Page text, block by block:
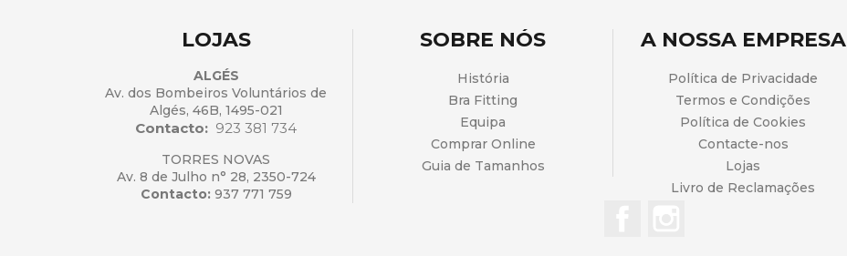
LOJAS
ALGÉS
Av. dos Bombeiros Voluntários de
Algés, 46B, 1495-021
Contacto: 923 381 734
TORRES NOVAS
Av. 8 de Julho n° 28, 2350-724
Contacto: 937 771 759
SOBRE NÓS
História
Bra Fitting
Equipa
Comprar Online
Guia de Tamanhos
A NOSSA EMPRESA
Política de Privacidade
Termos e Condições
Política de Cookies
Contacte-nos
Lojas
Livro de Reclamações